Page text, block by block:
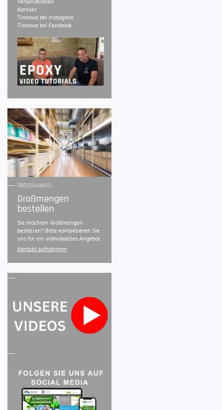
Kontakt
Timeout bei Instagram
Timeout bei Facebook
GROSSHANDEL
Großmengen
bestellen
Sie möchten Großmengen
bestellen? Bitte kontaktieren Sie
uns für ein individuelles Angebot.
Kontakt aufnehmen